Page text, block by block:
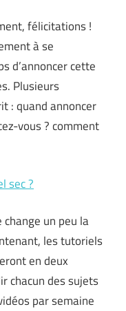
félicitations !
à se
d’annoncer cette
Plusieurs
: quand annoncer
vous ? comment
sec ?
change un peu la
les tutoriels
en deux
chacun des sujets
par semaine